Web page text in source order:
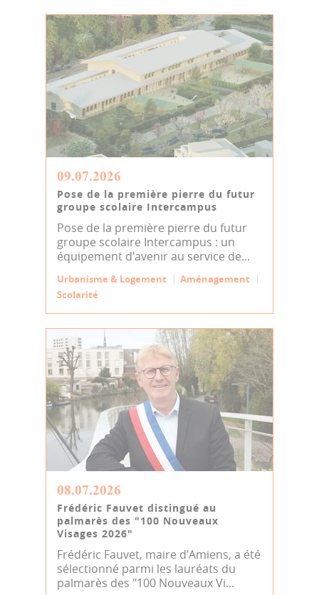
09.07.2026
Pose de la première pierre du futur
groupe scolaire Intercampus
Pose de la première pierre du futur
groupe scolaire Intercampus : un
équipement d'avenir au service de...
Urbanisme & Logement
Aménagement
Scolarité
08.07.2026
Frédéric Fauvet distingué au
palmarès des "100 Nouveaux
Visages 2026"
Frédéric Fauvet, maire d'Amiens, a été
sélectionné parmi les lauréats du
palmarès des "100 Nouveaux Vi...